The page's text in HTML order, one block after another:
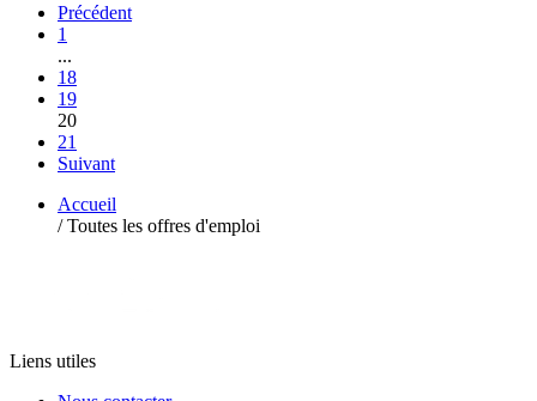
Précédent
1
...
18
19
20
21
Suivant
Accueil
/ Toutes les offres d'emploi
Liens utiles